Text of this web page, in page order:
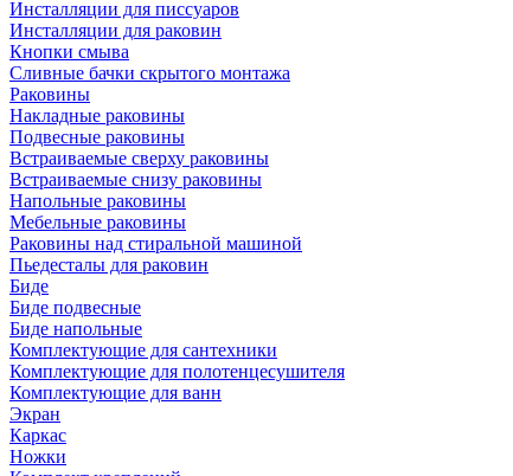
Инсталляции для писсуаров
Инсталляции для раковин
Кнопки смыва
Сливные бачки скрытого монтажа
Раковины
Накладные раковины
Подвесные раковины
Встраиваемые сверху раковины
Встраиваемые снизу раковины
Напольные раковины
Мебельные раковины
Раковины над стиральной машиной
Пьедесталы для раковин
Биде
Биде подвесные
Биде напольные
Комплектующие для сантехники
Комплектующие для полотенцесушителя
Комплектующие для ванн
Экран
Каркас
Ножки